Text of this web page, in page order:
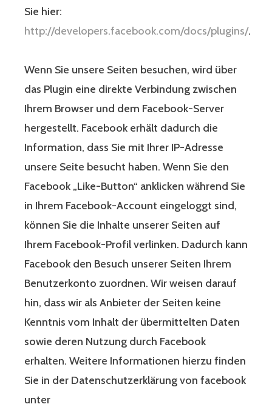
Sie hier:
http://developers.facebook.com/docs/plugins/.
Wenn Sie unsere Seiten besuchen, wird über
das Plugin eine direkte Verbindung zwischen
Ihrem Browser und dem Facebook-Server
hergestellt. Facebook erhält dadurch die
Information, dass Sie mit Ihrer IP-Adresse
unsere Seite besucht haben. Wenn Sie den
Facebook „Like-Button“ anklicken während Sie
in Ihrem Facebook-Account eingeloggt sind,
können Sie die Inhalte unserer Seiten auf
Ihrem Facebook-Profil verlinken. Dadurch kann
Facebook den Besuch unserer Seiten Ihrem
Benutzerkonto zuordnen. Wir weisen darauf
hin, dass wir als Anbieter der Seiten keine
Kenntnis vom Inhalt der übermittelten Daten
sowie deren Nutzung durch Facebook
erhalten. Weitere Informationen hierzu finden
Sie in der Datenschutzerklärung von facebook
unter